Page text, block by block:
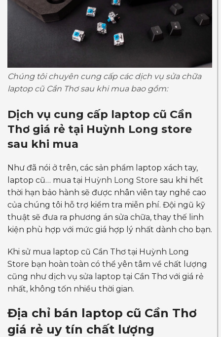
Chúng tôi chuyên cung cấp các dịch vụ sửa chữa
laptop cũ Cần Thơ sau khi mua bao gồm:
Dịch vụ cung cấp laptop cũ Cần
Thơ giá rẻ tại Huỳnh Long store
sau khi mua
Như đã nói ở trên, các sản phẩm laptop xách tay,
laptop cũ… mua tại Huỳnh Long Store sau khi hết
thời hạn bảo hành sẽ được nhân viên tay nghề cao
của chúng tôi hỗ trợ kiểm tra miễn phí. Đội ngũ kỹ
thuật sẽ đưa ra phương án sửa chữa, thay thế linh
kiện phù hợp với mức giá hợp lý nhất dành cho bạn.
Khi sử mua laptop cũ Cần Thơ tại Huỳnh Long
Store bạn hoàn toàn có thể yên tâm về chất lượng
cũng như dịch vụ sửa laptop tại Cần Thơ với giá rẻ
nhất, không tốn nhiều thời gian.
Địa chỉ bán laptop cũ Cần Thơ
giá rẻ uy tín chất lượng